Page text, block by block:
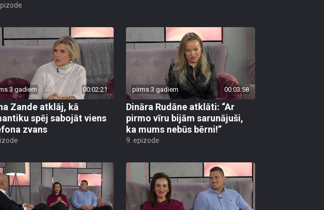
3 gadiem 00:02:21
Zande atklāj, kā
spēj sabojāt viens
zvans
pirms 3 gadiem 00:03:58
Dināra Rudāne atklāti: “Ar
pirmo vīru bijām sarunājuši,
ka mums nebūs bērni!”
9. epizode